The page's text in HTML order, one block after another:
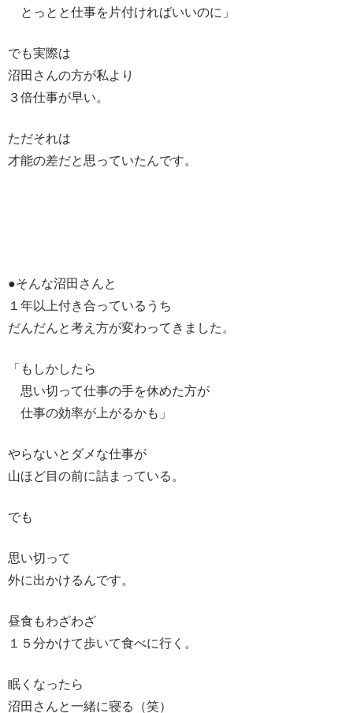
とっとと仕事を片付ければいいのに」
でも実際は
沼田さんの方が私より
３倍仕事が早い。
ただそれは
才能の差だと思っていたんです。
●そんな沼田さんと
１年以上付き合っているうち
だんだんと考え方が変わってきました。
「もしかしたら
思い切って仕事の手を休めた方が
仕事の効率が上がるかも」
やらないとダメな仕事が
山ほど目の前に詰まっている。
でも
思い切って
外に出かけるんです。
昼食もわざわざ
１５分かけて歩いて食べに行く。
眠くなったら
沼田さんと一緒に寝る（笑）